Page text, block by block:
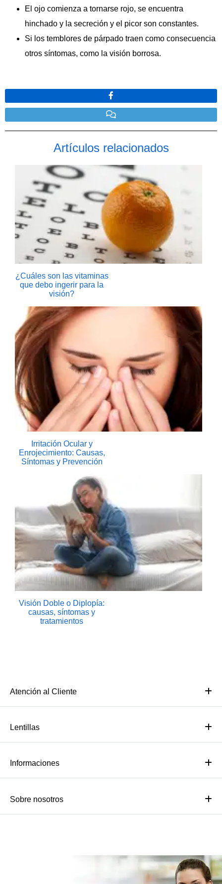
El ojo comienza a tornarse rojo, se encuentra
hinchado y la secreción y el picor son constantes.
Si los temblores de párpado traen como consecuencia
otros síntomas, como la visión borrosa.
Artículos relacionados
¿Cuáles son las vitaminas
que debo ingerir para la
visión?
Irritación Ocular y
Enrojecimiento: Causas,
Síntomas y Prevención
Visión Doble o Diplopía:
causas, síntomas y
tratamientos
Atención al Cliente
Lentillas
Informaciones
Sobre nosotros